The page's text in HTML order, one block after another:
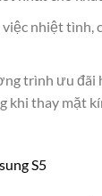
nhiệt tình,
trình ưu đãi
khi thay mặt
S5